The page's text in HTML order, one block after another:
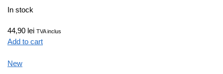
In stock
44,90 lei TVA inclus
Add to cart
New